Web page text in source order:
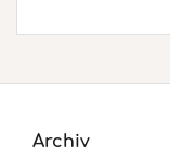
Archiv